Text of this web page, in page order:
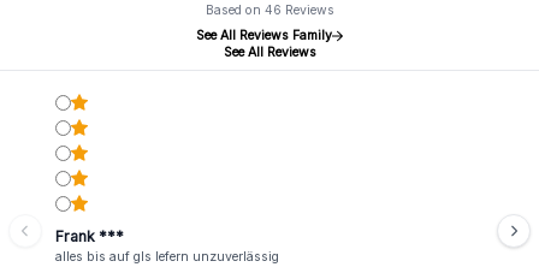
Based on 46 Reviews
See All Reviews Family
See All Reviews
Frank ***
alles bis auf gls lefern unzuverlässig